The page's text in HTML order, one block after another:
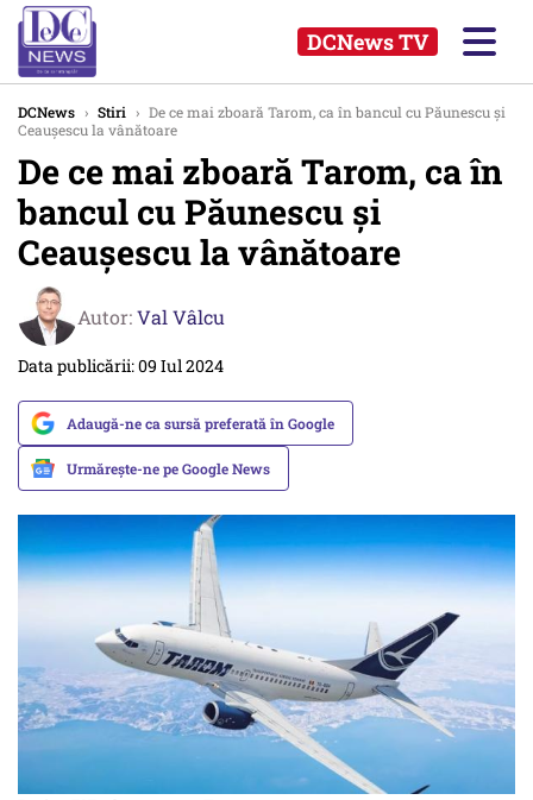
DCNews TV
DCNews › Stiri › De ce mai zboară Tarom, ca în bancul cu Păunescu și
Ceaușescu la vânătoare
De ce mai zboară Tarom, ca în
bancul cu Păunescu și
Ceaușescu la vânătoare
Autor:Val Vâlcu
Data publicării: 09 Iul 2024
Adaugă-ne ca sursă preferată în Google
Urmărește-ne pe Google News